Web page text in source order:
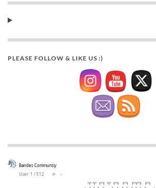
PLEASE FOLLOW & LIKE US :)
Bandes Communtiy
User: 1 / 512
⟳
◌
╦ ╦ ╔╗ ╦ ╔╗ ╔╗ ╔╦╗ ╔╗